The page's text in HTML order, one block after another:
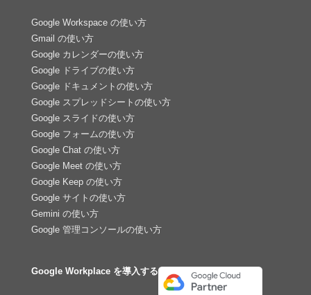
Google Workspace の使い方
Gmail の使い方
Google カレンダーの使い方
Google ドライブの使い方
Google ドキュメントの使い方
Google スプレッドシートの使い方
Google スライドの使い方
Google フォームの使い方
Google Chat の使い方
Google Meet の使い方
Google Keep の使い方
Google サイトの使い方
Gemini の使い方
Google 管理コンソールの使い方
Google Workplace を導入する